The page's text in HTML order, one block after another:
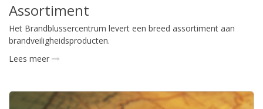
Assortiment
Het Brandblussercentrum levert een breed assortiment aan
brandveiligheidsproducten.
Lees meer